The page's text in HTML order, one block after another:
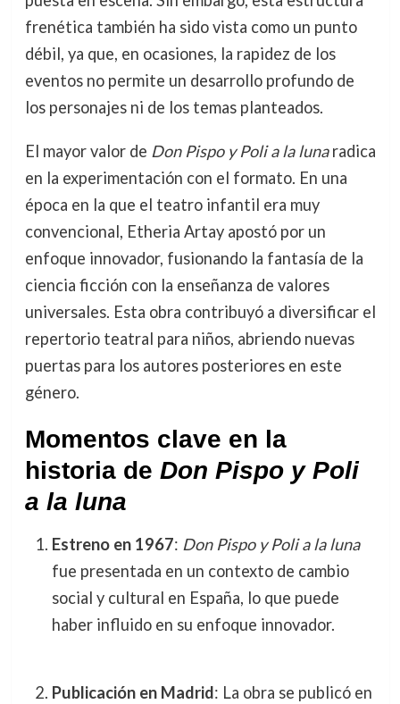
frenética también ha sido vista como un punto
débil, ya que, en ocasiones, la rapidez de los
eventos no permite un desarrollo profundo de
los personajes ni de los temas planteados.
El mayor valor de Don Pispo y Poli a la lunaradica
en la experimentación con el formato. En una
época en la que el teatro infantil era muy
convencional, Etheria Artay apostó por un
enfoque innovador, fusionando la fantasía de la
ciencia ficción con la enseñanza de valores
universales. Esta obra contribuyó a diversificar el
repertorio teatral para niños, abriendo nuevas
puertas para los autores posteriores en este
género.
Momentos clave en la
historia de Don Pispo y Poli
a la luna
Estreno en 1967: Don Pispo y Poli a la luna
fue presentada en un contexto de cambio
social y cultural en España, lo que puede
haber influido en su enfoque innovador.
Publicación en Madrid: La obra se publicó en